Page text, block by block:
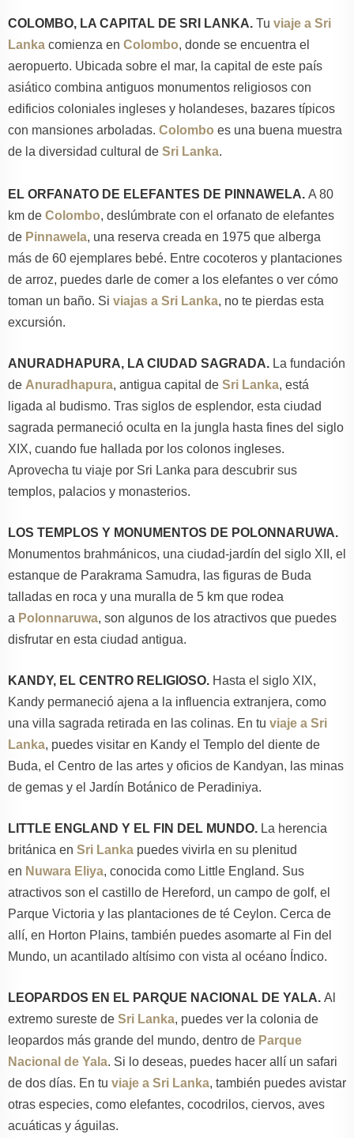
COLOMBO, LA CAPITAL DE SRI LANKA. Tu viaje a Sri
Lanka comienza en Colombo, donde se encuentra el
aeropuerto. Ubicada sobre el mar, la capital de este país
asiático combina antiguos monumentos religiosos con
edificios coloniales ingleses y holandeses, bazares típicos
con mansiones arboladas. Colombo es una buena muestra
de la diversidad cultural de Sri Lanka.
EL ORFANATO DE ELEFANTES DE PINNAWELA. A 80
km de Colombo, deslúmbrate con el orfanato de elefantes
de Pinnawela, una reserva creada en 1975 que alberga
más de 60 ejemplares bebé. Entre cocoteros y plantaciones
de arroz, puedes darle de comer a los elefantes o ver cómo
toman un baño. Si viajas a Sri Lanka, no te pierdas esta
excursión.
ANURADHAPURA, LA CIUDAD SAGRADA. La fundación
de Anuradhapura, antigua capital de Sri Lanka, está
ligada al budismo. Tras siglos de esplendor, esta ciudad
sagrada permaneció oculta en la jungla hasta fines del siglo
XIX, cuando fue hallada por los colonos ingleses.
Aprovecha tu viaje por Sri Lanka para descubrir sus
templos, palacios y monasterios.
LOS TEMPLOS Y MONUMENTOS DE POLONNARUWA.
Monumentos brahmánicos, una ciudad-jardín del siglo XII, el
estanque de Parakrama Samudra, las figuras de Buda
talladas en roca y una muralla de 5 km que rodea
a Polonnaruwa, son algunos de los atractivos que puedes
disfrutar en esta ciudad antigua.
KANDY, EL CENTRO RELIGIOSO. Hasta el siglo XIX,
Kandy permaneció ajena a la influencia extranjera, como
una villa sagrada retirada en las colinas. En tu viaje a Sri
Lanka, puedes visitar en Kandy el Templo del diente de
Buda, el Centro de las artes y oficios de Kandyan, las minas
de gemas y el Jardín Botánico de Peradiniya.
LITTLE ENGLAND Y EL FIN DEL MUNDO. La herencia
británica en Sri Lanka puedes vivirla en su plenitud
en Nuwara Eliya, conocida como Little England. Sus
atractivos son el castillo de Hereford, un campo de golf, el
Parque Victoria y las plantaciones de té Ceylon. Cerca de
allí, en Horton Plains, también puedes asomarte al Fin del
Mundo, un acantilado altísimo con vista al océano Índico.
LEOPARDOS EN EL PARQUE NACIONAL DE YALA. Al
extremo sureste de Sri Lanka, puedes ver la colonia de
leopardos más grande del mundo, dentro de Parque
Nacional de Yala. Si lo deseas, puedes hacer allí un safari
de dos días. En tu viaje a Sri Lanka, también puedes avistar
otras especies, como elefantes, cocodrilos, ciervos, aves
acuáticas y águilas.